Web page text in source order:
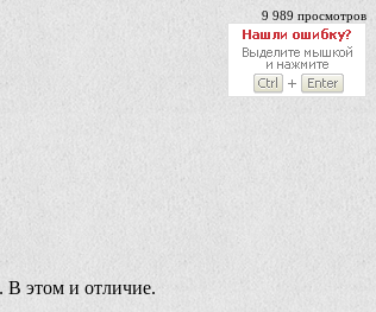
9 989 просмотров
В этом и отличие.